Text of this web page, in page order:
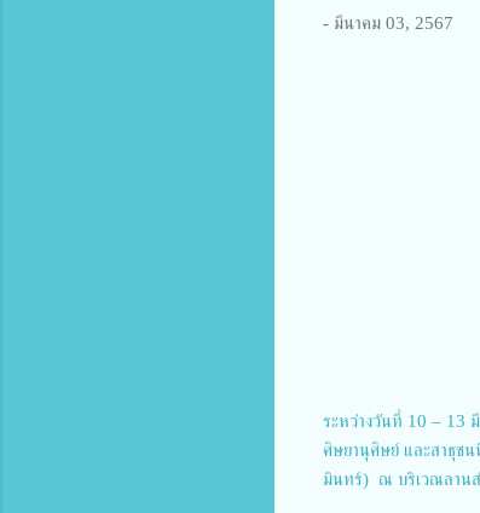
- มีนาคม 03, 2567
ระหว่างวันที่ 10 – 13
ศิษยานุศิษย์ และสาธุชน
มินทร์) ณ บริเวณลานส